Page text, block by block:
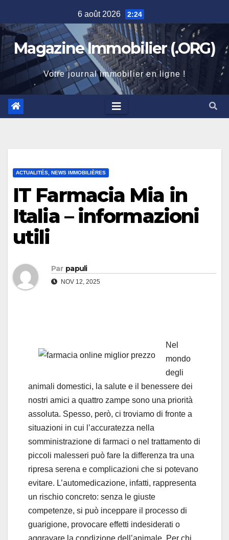
to
content
6 août 2026 2:24
Magazine Immobilier (.ORG)
Votre journal immobilier en ligne !
ACTUALITÉS, NEWS IMMOBILIÈRES
IT Farmacia Mia in
Italia – informazioni
utili
Par papuli
NOV 12, 2025
Nel
mondo
degli
animali domestici, la salute e il benessere dei
nostri amici a quattro zampe sono una priorità
assoluta. Spesso, però, ci troviamo di fronte a
situazioni in cui l’accuratezza nella
somministrazione di farmaci o nel trattamento di
piccoli malesseri può fare la differenza tra una
ripresa serena e complicazioni che si potevano
evitare. L’automedicazione, infatti, rappresenta
un rischio concreto: senza le giuste
competenze, si può inceppare il processo di
guarigione, provocare effetti indesiderati o